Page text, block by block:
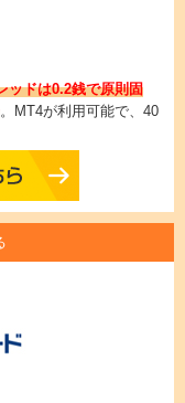
ッドは0.2銭で原則固
。MT4が利用可能で、40